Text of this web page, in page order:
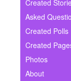
Ask Question
Create Poll
Create Page
Created
Asked
Created Polls
Created
Photos
About